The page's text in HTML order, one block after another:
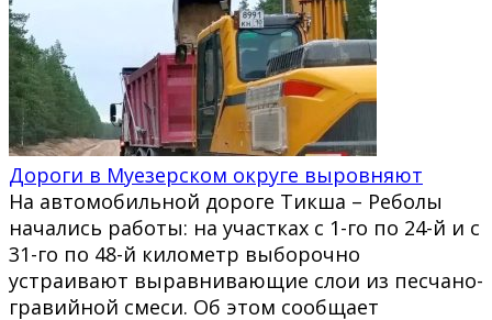
Дороги в Муезерском округе выровняют
На автомобильной дороге Тикша – Реболы
начались работы: на участках с 1-го по 24-й и с
31-го по 48-й километр выборочно
устраивают выравнивающие слои из песчано-
гравийной смеси. Об этом сообщает